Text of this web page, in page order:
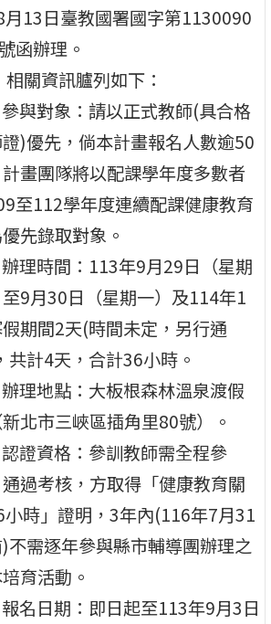
月13日臺教國署國字第1130090
函辦理。
相關資訊臚列如下：
與對象：請以正式教師(具合格
)優先，倘本計畫報名人數逾50
畫團隊將以配課學年度多數者
至112學年度連續配課健康教育
先錄取對象。
理時間：113年9月29日（星期
至9月30日（星期一）及114年1
期間2天(時間未定，另行通
共計4天，合計36小時。
理地點：大板根森林溫泉渡假
北市三峽區插角里80號）。
證資格：參訓教師需全程參
過考核，方取得「健康教育關
小時」證明，3年內(116年7月31
)不需逐年參與縣市輔導團辦理之
育活動。
名日期：即日起至113年9月3日